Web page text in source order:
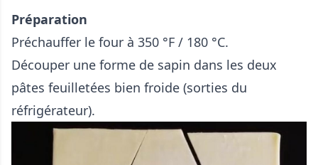
Préparation
Préchauffer le four à 350 °F / 180 °C.
Découper une forme de sapin dans les deux
pâtes feuilletées bien froide (sorties du
réfrigérateur).